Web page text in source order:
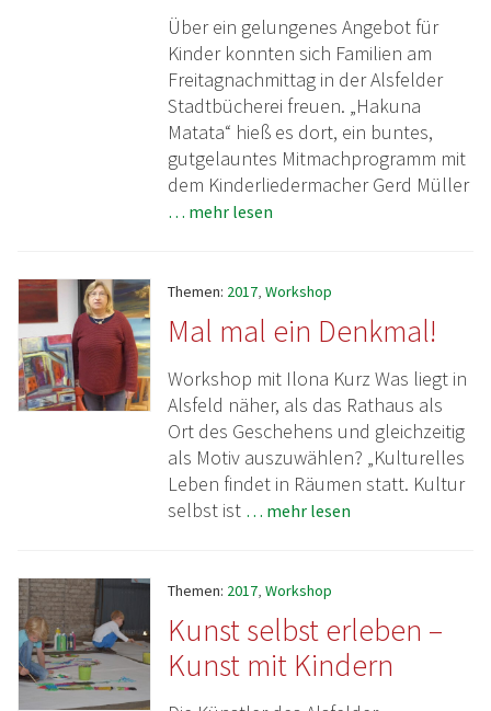
Über ein gelungenes Angebot für
Kinder konnten sich Familien am
Freitagnachmittag in der Alsfelder
Stadtbücherei freuen. „Hakuna
Matata“ hieß es dort, ein buntes,
gutgelauntes Mitmachprogramm mit
dem Kinderliedermacher Gerd Müller
… mehr lesen
Themen: 2017,Workshop
Mal mal ein Denkmal!
Workshop mit Ilona Kurz Was liegt in
Alsfeld näher, als das Rathaus als
Ort des Geschehens und gleichzeitig
als Motiv auszuwählen? „Kulturelles
Leben findet in Räumen statt. Kultur
selbst ist … mehr lesen
Themen: 2017,Workshop
Kunst selbst erleben –
Kunst mit Kindern